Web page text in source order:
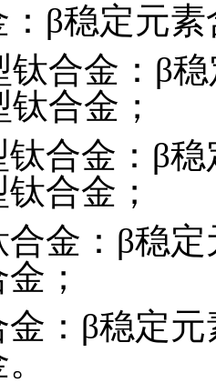
β稳定元
钛合金：β
合金；
合金：β
合金；
金：β稳
；
：β稳定